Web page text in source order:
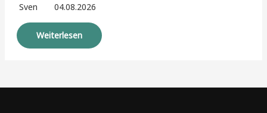
Sven 04.08.2026
Weiterlesen